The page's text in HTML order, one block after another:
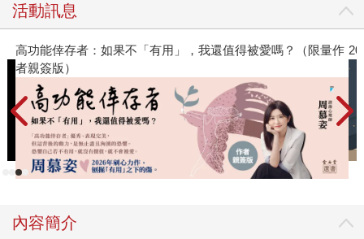
活動訊息
嗎？（限量作 2026年8月金石堂強力推薦
內容簡介